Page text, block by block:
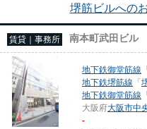
堺筋ビルへの
賃貸｜事務所 南本町武田ビル
地下鉄御堂筋線
地下鉄堺筋線 「
地下鉄御堂筋線
大阪府大阪市中
-